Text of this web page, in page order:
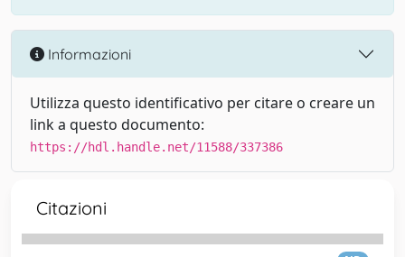
Informazioni
Utilizza questo identificativo per citare o creare un
link a questo documento:
https://hdl.handle.net/11588/337386
Citazioni